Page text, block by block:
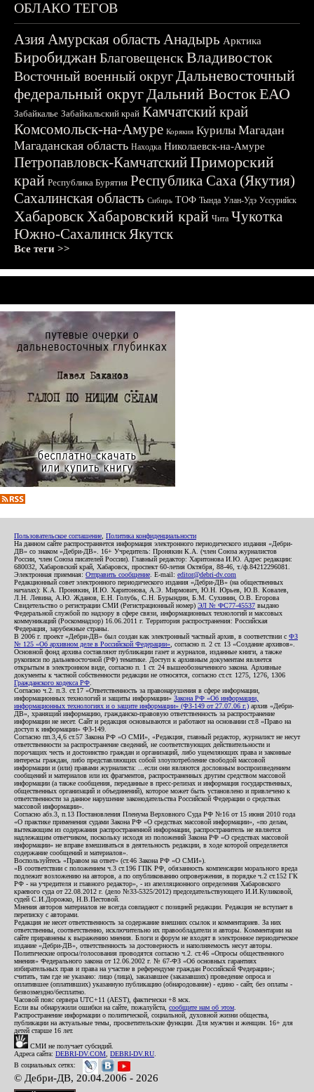
ОБЛАКО ТЕГОВ
АзияАмурская область Анадырь Арктика
БиробиджанБлаговещенскВладивосток
Восточный военный округДальневосточный
федеральный округДальний ВостокЕАО
Забайкалье Забайкальский край Камчатский край
Комсомольск-на-Амуре Корякия Курилы Магадан
Магаданская область Находка Николаевск-на-Амуре
Петропавловск-КамчатскийПриморский
край Республика Бурятия Республика Саха (Якутия)
Сахалинская область Сибирь ТОФ Тында Улан-Удэ Уссурийск
ХабаровскХабаровский край Чита Чукотка
Южно-СахалинскЯкутск
Все теги >>
Пользовательское соглашение Политика конфиденциальности
На данном сайте распространяется информация электронного периодического издания «Дебри-
ДВ» со знаком «Дебри-ДВ». 16+ Учредитель: Пронякин К.А. (член Союза журналистов
России, член Союза писателей России). Главный редактор: Харитонова И.Ю. Адрес редакции:
680032, Хабаровский край, Хабаровск, проспект 60-летия Октября, 88-46, т./ф.84212296081.
Электронная приемная: Отправить сообщение . E-mail: editor@debri-dv.com
Редакционный совет электронного периодического издания «Дебри-ДВ» (на общественных
началах): К.А. Пронякин, И.Ю. Харитонова, А.Э. Мирмович, Ю.Н. Юрьев, Ю.В. Ковалев,
Л.Н. Левина, А.Ю. Жданов, Е.Н. Голубь, С.Н. Бурындин, Б.М. Сухинин, О.В. Егорова
Свидетельство о регистрации СМИ (Регистрационный номер) ЭЛ № ФС77-45537 выдано
Федеральной службой по надзору в сфере связи, информационных технологий и массовых
коммуникаций (Роскомнадзор) 16.06.2011 г. Территория распространения: Российская
Федерация, зарубежные страны.
В 2006 г. проект «Дебри-ДВ» был создан как электронный частный архив, в соответствии с ФЗ
№ 125 «Об архивном деле в Российской Федерации» , согласно п. 2 ст. 13 «Создание архивов».
Основной фонд архива составляют публикации газет и журналов, изданные книги, а также
рукописи по дальневосточной (РФ) тематике. Доступ к архивным документам является
открытым в электронном виде, согласно п. 1 ст. 24 вышеобозначенного закона. Архивные
документы к частной собственности редакции не относятся, согласно ст.ст. 1275, 1276, 1306
Гражданского кодекса РФ
Согласно ч.2. п.3. ст.17 «Ответственность за правонарушения в сфере информации,
информационных технологий и защиты информации» Закона РФ «Об информации,
информационных технологиях и о защите информации» (ФЗ-149 от 27.07.06 г.) архив «Дебри-
ДВ», хранящий информацию, гражданско-правовую ответственность за распространение
информации не несет. Сайт и редакция основываются и работают на основании ст.8 «Право на
доступ к информации» ФЗ-149.
Согласно пп.3,4,6 ст.57 Закона РФ «О СМИ», «Редакция, главный редактор, журналист не несут
ответственности за распространение сведений, не соответствующих действительности и
порочащих честь и достоинство граждан и организаций, либо ущемляющих права и законные
интересы граждан, либо представляющих собой злоупотребление свободой массовой
информации и (или) правами журналиста: ...если они являются дословным воспроизведением
сообщений и материалов или их фрагментов, распространенных другим средством массовой
информации (а также сообщения, переданные в пресс-релизах и информация государственных,
общественных организаций и объединений), которое может быть установлено и привлечено к
ответственности за данное нарушение законодательства Российской Федерации о средствах
массовой информации».
Согласно абз.3, п.13 Постановления Пленума Верховного Суда РФ №16 от 15 июня 2010 года
«О практике применения судами Закона РФ «О средствах массовой информации», «по делам,
вытекающим из содержания распространенной информации, распространитель не является
надлежащим ответчиком, поскольку исходя из положений Закона РФ «О средствах массовой
информации» не вправе вмешиваться в деятельность редакции, в ходе которой определяется
содержание сообщений и материалов».
Воспользуйтесь «Правом на ответ» (ст.46 Закона РФ «О СМИ»).
«В соответствии с положением ч.3 ст.196 ГПК РФ, обязанность компенсации морального вреда
подлежит возложению на авторов, а по опубликованию опровержения, в порядке ч.2 ст.152 ГК
РФ - на учредителя и главного редактор», - из апелляционного определения Хабаровского
краевого суда от 22.08.2012 г. (дело №33-5325/2012) председательствующего И.И.Куликовой,
судей С.И.Дорожко, Н.В.Пестовой.
Мнения авторов материалов не всегда совпадают с позицией редакции. Редакция не вступает в
переписку с авторами.
Редакция не несет ответственность за содержание внешних ссылок и комментариев. За них
ответственны, соответственно, исключительно их правообладатели и авторы. Комментарии на
сайте приравнены к выражению мнения. Блоги и форум не входят в электронное периодическое
издание «Дебри-ДВ», ответственность за достоверность и наполняемость несут авторы.
Политические опросы/голосования проводятся согласно ч.2. ст.46 «Опросы общественного
мнения» Федерального закона от 12.06.2002 г. № 67-ФЗ «Об основных гарантиях
избирательных прав и права на участие в референдуме граждан Российской Федерации»;
считать, там где не указано: лицо (лица), заказавшее (заказавших) проведение опроса и
оплатившее (оплативших) указанную публикацию (обнародование) - едино - сайт, без оплаты -
безвозмездно/бесплатно.
Часовой пояс сервера UTC+11 (AEST), фактически +8 мск.
Если вы обнаружили ошибки на сайте, пожалуйста, сообщите нам об этом
Распространение информации о политической, социальной, духовной жизни общества,
публикации на актуальные темы, просветительские функции. Для мужчин и женщин. 16+ для
детей старше 16 лет.
СМИ не получает субсидий.
Адреса сайта: DEBRI-DV.COM DEBRI-DV.RU
В социальных сетях:
© Дебри-ДВ, 20.04.2006 - 2026